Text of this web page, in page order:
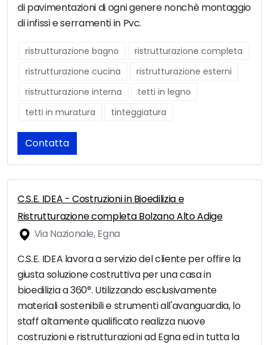
di pavimentazioni di ogni genere nonchè montaggio
di infissi e serramenti in Pvc.
ristrutturazione bagno
ristrutturazione completa
ristrutturazione cucina
ristrutturazione esterni
ristrutturazione interna
tetti in legno
tetti in muratura
tinteggiatura
Contatta
C.S.E. IDEA - Costruzioni in Bioedilizia e
Ristrutturazione completa Bolzano Alto Adige
Via Nazionale, Egna
C.S.E. IDEA lavora a servizio del cliente per offire la
giusta soluzione costruttiva per una casa in
bioedilizia a 360°. Utilizzando esclusivamente
materiali sostenibili e strumenti all'avanguardia, lo
staff altamente qualificato realizza nuove
costruzioni e ristrutturazioni ad Egna ed in tutta la